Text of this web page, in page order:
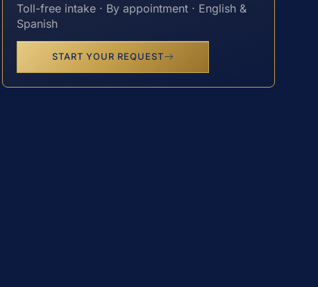
Toll-free intake · By appointment · English &
Spanish
START YOUR REQUEST